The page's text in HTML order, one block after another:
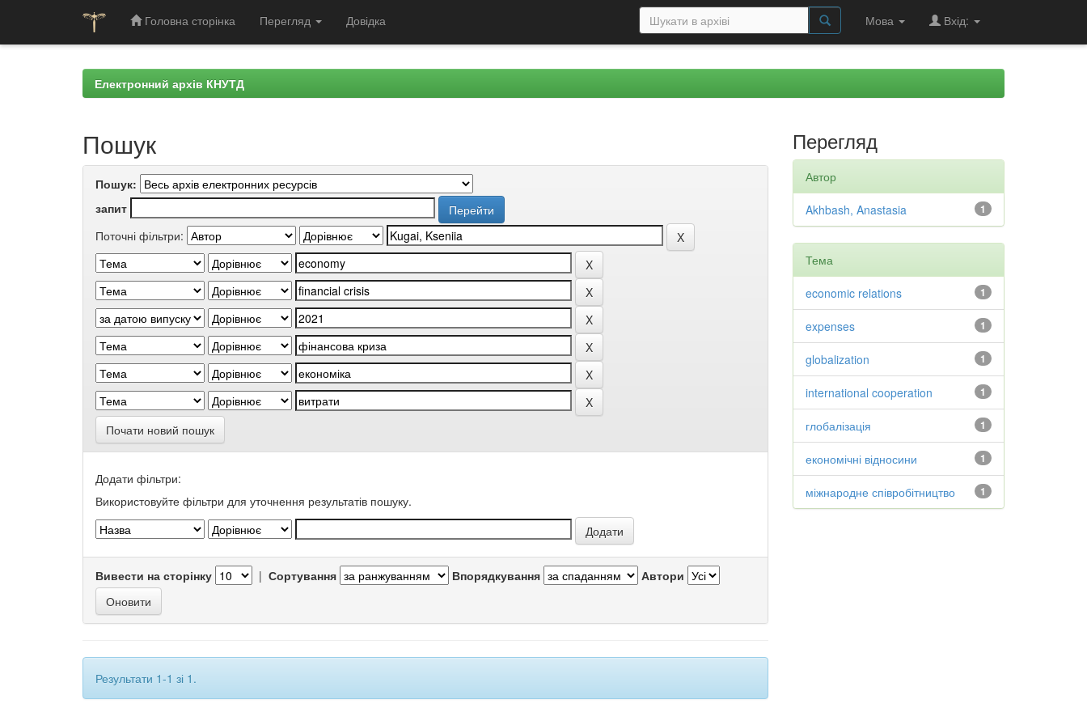
Головна сторінка Перегляд Довідка Мова Вхід:
Електронний архів КНУТД
Пошук
Пошук:
запит
Поточні фільтри:
Почати новий пошук
Додати фільтри:
Використовуйте фільтри для уточнення результатів пошуку.
Вивести на сторінку | Сортування Впорядкування Автори
Результати 1-1 зі 1.
Перегляд
Автор
1
Akhbash, Anastasia
Тема
1
economic relations
1
expenses
1
globalization
1
international cooperation
1
глобалізація
1
економічні відносини
1
міжнародне співробітництво